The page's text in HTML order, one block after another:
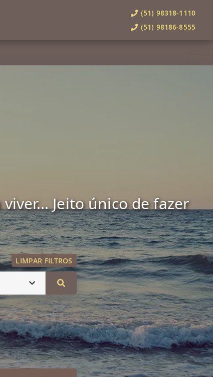
(51) 98318-1110
(51) 98186-8555
Jeito único de fazer
LIMPAR FILTROS